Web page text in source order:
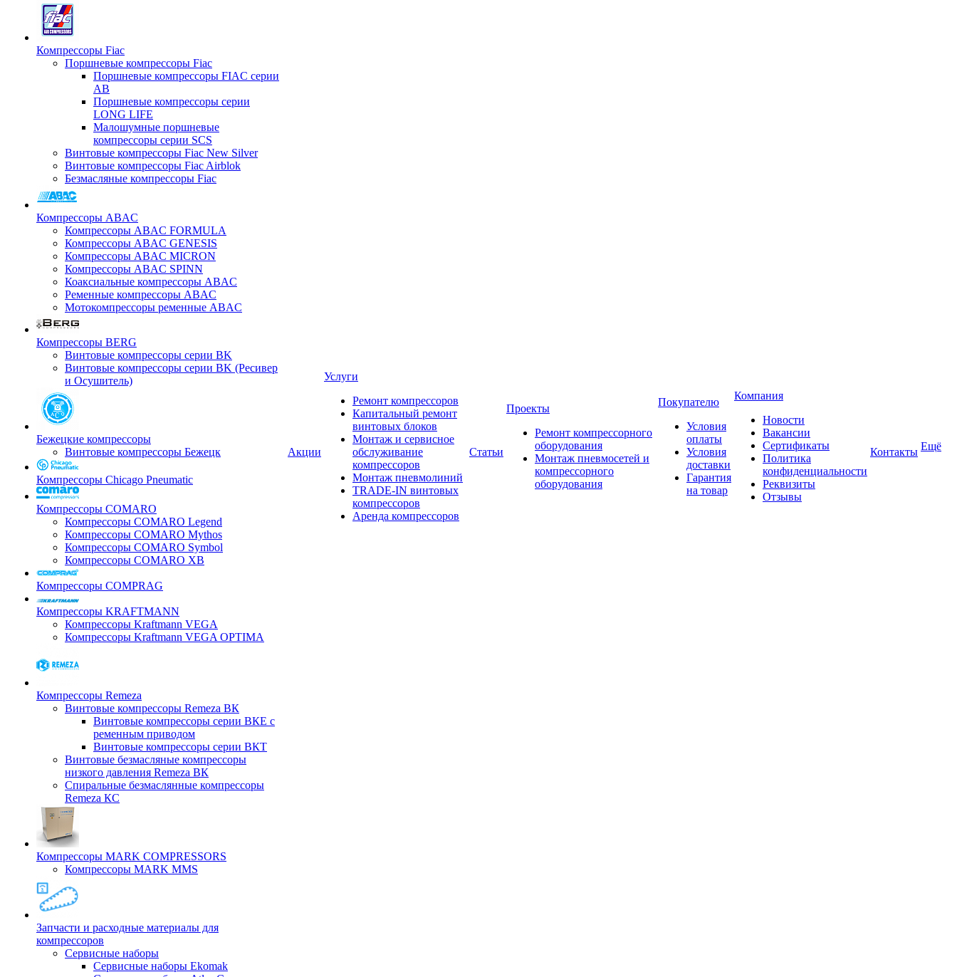
Компрессоры Fiac
Поршневые компрессоры Fiac
Поршневые компрессоры FIAC серии
AB
Поршневые компрессоры серии
LONG LIFE
Малошумные поршневые
компрессоры серии SCS
Винтовые компрессоры Fiac New Silver
Винтовые компрессоры Fiac Airblok
Безмасляные компрессоры Fiac
Компрессоры ABAC
Компрессоры ABAC FORMULA
Компрессоры ABAC GENESIS
Компрессоры ABAC MICRON
Компрессоры ABAC SPINN
Коаксиальные компрессоры ABAC
Ременные компрессоры ABAC
Мотокомпрессоры ременные ABAC
Компрессоры BERG
Винтовые компрессоры серии BK
Винтовые компрессоры серии BK (Ресивер
и Осушитель)
Бежецкие компрессоры
Винтовые компрессоры Бежецк
Компрессоры Chicago Pneumatic
Компрессоры COMARO
Компрессоры COMARO Legend
Компрессоры COMARO Mythos
Компрессоры COMARO Symbol
Компрессоры COMARO XB
Компрессоры COMPRAG
Компрессоры KRAFTMANN
Компрессоры Kraftmann VEGA
Компрессоры Kraftmann VEGA OPTIMA
Компрессоры Remeza
Винтовые компрессоры Remeza ВК
Винтовые компрессоры серии ВКЕ с
ременным приводом
Винтовые компрессоры серии ВКТ
Винтовые безмасляные компрессоры
низкого давления Remeza ВК
Спиральные безмаслянные компрессоры
Remeza КС
Компрессоры MARK COMPRESSORS
Компрессоры MARK MMS
Запчасти и расходные материалы для
компрессоров
Cервисные наборы
Сервисные наборы Ekomak
Акции
Услуги
Ремонт компрессоров
Капитальный ремонт
винтовых блоков
Монтаж и сервисное
обслуживание
компрессоров
Монтаж пневмолиний
TRADE-IN винтовых
компрессоров
Аренда компрессоров
Статьи
Проекты
Ремонт компрессорного
оборудования
Монтаж пневмосетей и
компрессорного
оборудования
Покупателю
Условия
оплаты
Условия
доставки
Гарантия
на товар
Компания
Новости
Вакансии
Сертификаты
Политика
конфиденциальности
Реквизиты
Отзывы
Контакты Ещё